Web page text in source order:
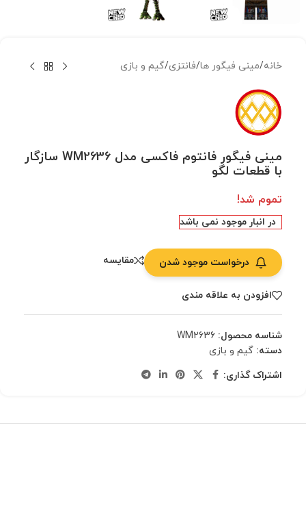
خانه/مینی فیگور ها/فانتزی/گیم و بازی
مینی فیگور فانتوم فاکسی مدل WM2636 سازگار
با قطعات لگو
تموم شد!
در انبار موجود نمی باشد
درخواست موجود شدن مقایسه
افزودن به علاقه مندی
شناسه محصول: WM2636
دسته: گیم و بازی
اشتراک گذاری: